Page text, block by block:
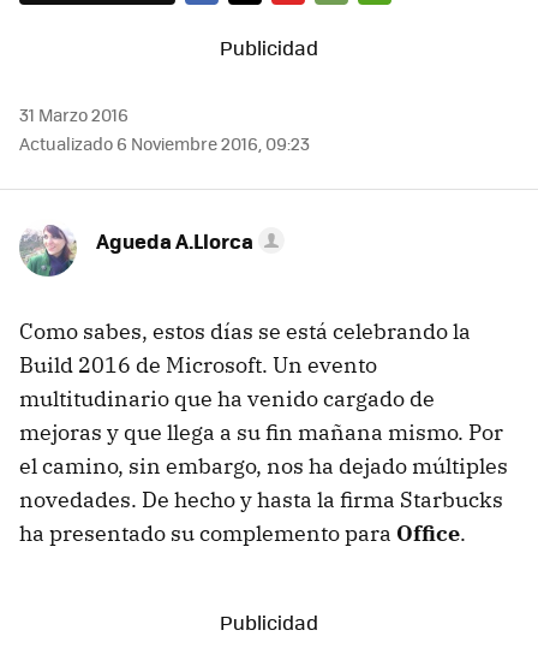
MAIL
31 Marzo 2016
Actualizado 6 Noviembre 2016, 09:23
Agueda A.Llorca
Como sabes, estos días se está celebrando la
Build 2016 de Microsoft. Un evento
multitudinario que ha venido cargado de
mejoras y que llega a su fin mañana mismo. Por
el camino, sin embargo, nos ha dejado múltiples
novedades. De hecho y hasta la firma Starbucks
ha presentado su complemento para Office.